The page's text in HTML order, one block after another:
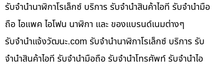
รับจำนำนาฬิกาโรเล็กซ์ บริการ รับจำนำสินค้าไอที รับจำนำมือ
ถือ ไอแพค ไอโฟน นาฬิกา และ ของแบรนด์เนมต่างๆ
รับจํานําแจ้งวัฒนะ.com รับจำนำนาฬิกาโรเล็กซ์ บริการ รับ
จำนำสินค้าไอที รับจำนำมือถือ รับจำนำโทรศัพท์ รับจำนำไอ